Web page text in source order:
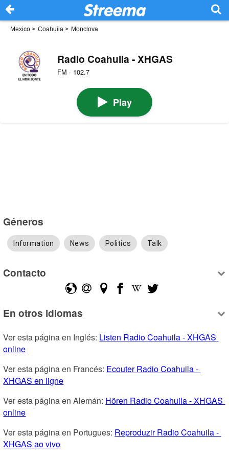
Mexico > Coahuila > Monclova
Radio Coahuila - XHGAS
FM · 102.7
Play
Géneros
Information News Politics Talk
Contacto
En otros idiomas
Ver esta página en Inglés: Listen Radio Coahuila - XHGAS
online
Ver esta página en Francés: Ecouter Radio Coahuila -
XHGAS en ligne
Ver esta página en Alemán: Hören Radio Coahuila - XHGAS
online
Ver esta página en Portugues: Reproduzir Radio Coahuila -
XHGAS ao vivo